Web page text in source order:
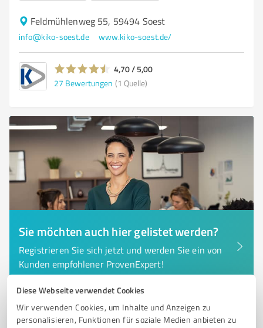
Diese Webseite verwendet Cookies
Wir verwenden Cookies, um Inhalte und Anzeigen zu
personalisieren, Funktionen für soziale Medien anbieten zu
Feldmühlenweg 55, 59494 Soest
info@kiko-soest.de www.kiko-soest.de/
4,70 / 5,00
27 Bewertungen (1 Quelle)
Sie möchten auch hier gelistet werden?
Registrieren Sie sich jetzt und werden Sie ein von
Kunden empfohlener ProvenExpert!
6 Immobilienvermittlung